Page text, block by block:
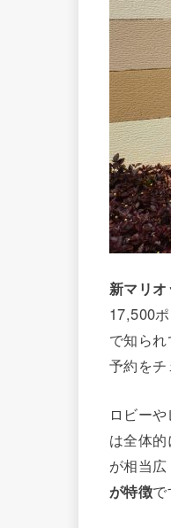
新マリ
17,500
で知ら
予約を
ロビー
は全体
が相当
が特徴で